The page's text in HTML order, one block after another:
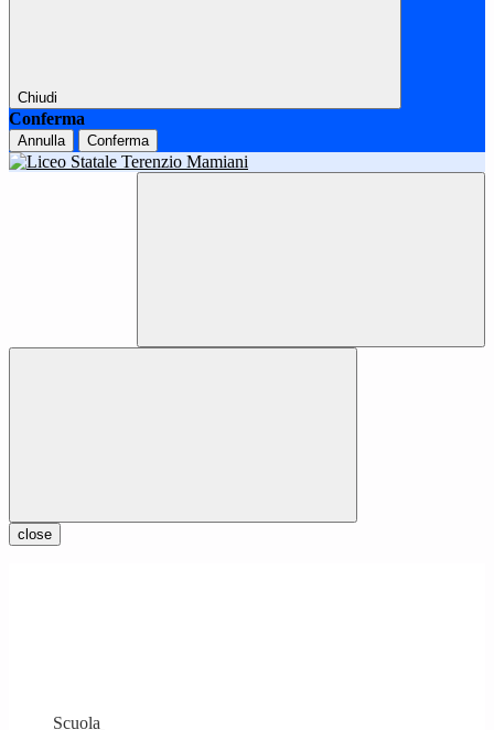
Chiudi
Conferma
Annulla Conferma
close
Scuola